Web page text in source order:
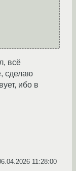
всё
сделаю
ибо в
11:28:00